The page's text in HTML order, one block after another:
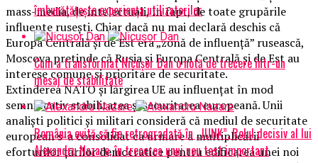
mass-media, de intelectuali, în fapt, de toate grupările
influente ruseşti. Chiar dacă nu mai declară deschis că
Europa Centrală şi de Est era „zonă de influenţă” rusească,
Moscova pretinde că Rusia şi Europa Centrală şi de Est au
interese comune şi prioritare de securitate.
Extinderea NATO şi lărgirea UE au influenţat în mod
semnificativ stabilitatea şi securitatea europeană. Unii
analişti politici şi militari consideră că mediul de securitate
european s-a consolidat ca urmare a multiplicării
eforturilor ţărilor democratice pentru edificarea unei noi
îmbunătățește experiența utilizatorilor
Cum a transformat Nicușor Dan o notă de trecere într-un
mesaj de stabilitate
România evită să fie retrogradată în „JUNK”. Rolul decisiv al lui
Alexandru Nazare, în trecerea unui nou test important